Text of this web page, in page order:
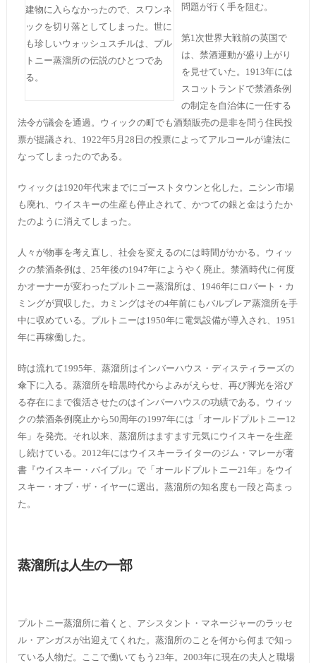
建物に入らなかったので、スワンネ
ックを切り落としてしまった。世に
も珍しいウォッシュスチルは、プル
トニー蒸溜所の伝説のひとつであ
る。
問題が行く手を阻む。
第1次世界大戦前の英国で
は、禁酒運動が盛り上がり
を見せていた。1913年には
スコットランドで禁酒条例
の制定を自治体に一任する
法令が議会を通過。ウィックの町でも酒類販売の是非を問う住民投
票が提議され、1922年5月28日の投票によってアルコールが違法に
なってしまったのである。
ウィックは1920年代末までにゴーストタウンと化した。ニシン市場
も廃れ、ウイスキーの生産も停止されて、かつての銀と金はうたか
たのように消えてしまった。
人々が物事を考え直し、社会を変えるのには時間がかかる。ウィッ
クの禁酒条例は、25年後の1947年にようやく廃止。禁酒時代に何度
かオーナーが変わったプルトニー蒸溜所は、1946年にロバート・カ
ミングが買収した。カミングはその4年前にもバルブレア蒸溜所を手
中に収めている。プルトニーは1950年に電気設備が導入され、1951
年に再稼働した。
時は流れて1995年、蒸溜所はインバーハウス・ディスティラーズの
傘下に入る。蒸溜所を暗黒時代からよみがえらせ、再び脚光を浴び
る存在にまで復活させたのはインバーハウスの功績である。ウィッ
クの禁酒条例廃止から50周年の1997年には「オールドプルトニー12
年」を発売。それ以来、蒸溜所はますます元気にウイスキーを生産
し続けている。2012年にはウイスキーライターのジム・マレーが著
書『ウイスキー・バイブル』で「オールドプルトニー21年」をウイ
スキー・オブ・ザ・イヤーに選出。蒸溜所の知名度も一段と高まっ
た。
蒸溜所は人生の一部
プルトニー蒸溜所に着くと、アシスタント・マネージャーのラッセ
ル・アンガスが出迎えてくれた。蒸溜所のことを何から何まで知っ
ている人物だ。ここで働いてもう23年。2003年に現在の夫人と職場